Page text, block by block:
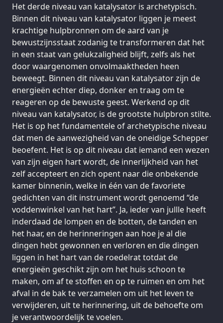
Het derde niveau van katalysator is archetypisch.
Binnen dit niveau van katalysator liggen je meest
krachtige hulpbronnen om de aard van je
bewustzijnsstaat zodanig te transformeren dat het
in een staat van gelukzaligheid blijft, zelfs als het
door waargenomen onvolmaaktheden heen
beweegt. Binnen dit niveau van katalysator zijn de
energieën echter diep, donker en traag om te
reageren op de bewuste geest. Werkend op dit
niveau van katalysator, is de grootste hulpbron stilte.
Het is op het fundamentele of archetypische niveau
dat men de aanwezigheid van de oneidige Schepper
beoefent. Het is op dit niveau dat iemand een wezen
van zijn eigen hart wordt, de innerlijkheid van het
zelf accepteert en zich opent naar die onbekende
kamer binnenin, welke in één van de favoriete
gedichten van dit instrument wordt genoemd “de
voddenwinkel van het hart”. Ja, ieder van jullle heeft
inderdaad de lompen en de botten, de tanden en
het haar, en de herinneringen aan hoe je al die
dingen hebt gewonnen en verloren en die dingen
liggen in het hart van de roedelrat totdat de
energieën geschikt zijn om het huis schoon te
maken, om af te stoffen en op te ruimen en om het
afval in de bak te verzamelen om uit het leven te
verwijderen, uit te herinnering, uit de behoefte om
je verantwoordelijk te voelen.